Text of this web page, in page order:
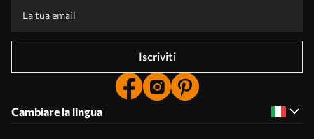
Iscriviti
Cambiare la lingua